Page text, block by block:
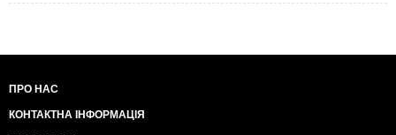
ПРО НАС
КОНТАКТНА ІНФОРМАЦІЯ